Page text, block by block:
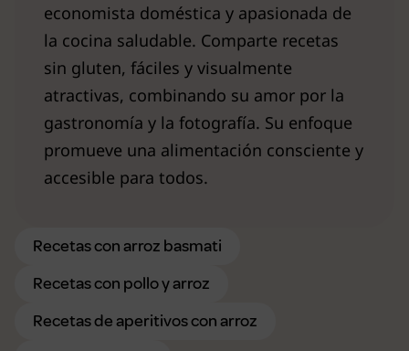
economista doméstica y apasionada de
la cocina saludable. Comparte recetas
sin gluten, fáciles y visualmente
atractivas, combinando su amor por la
gastronomía y la fotografía. Su enfoque
promueve una alimentación consciente y
accesible para todos.
Recetas con arroz basmati
Recetas con pollo y arroz
Recetas de aperitivos con arroz